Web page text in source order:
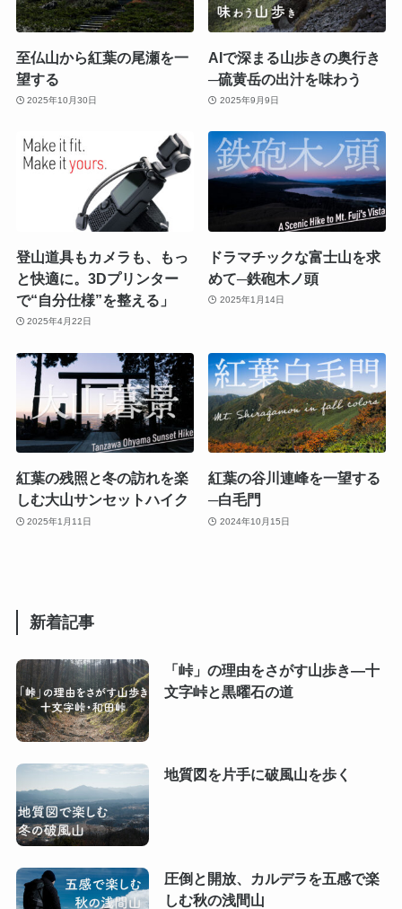
至仏山から紅葉の尾瀬を一
望する
2025年10月30日
AIで深まる山歩きの奥行き
─硫黄岳の出汁を味わう
2025年9月9日
登山道具もカメラも、もっ
と快適に。3Dプリンター
で“自分仕様”を整える」
2025年4月22日
ドラマチックな富士山を求
めて─鉄砲木ノ頭
2025年1月14日
紅葉の残照と冬の訪れを楽
しむ大山サンセットハイク
2025年1月11日
紅葉の谷川連峰を一望する
─白毛門
2024年10月15日
新着記事
「峠」の理由をさがす山歩き―十
文字峠と黒曜石の道
地質図を片手に破風山を歩く
圧倒と開放、カルデラを五感で楽
しむ秋の浅間山